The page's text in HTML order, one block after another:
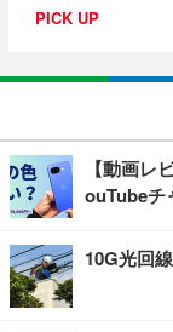
PICK UP
【動画レ
ouTubeチ
10G光回